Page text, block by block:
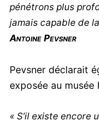
pénétrons plus
jamais capable de
Antoine Pevsner
Pevsner déclarait
exposée au musée
« S’il existe encore